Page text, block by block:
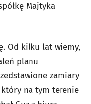
Majtyka
Od kilku lat wiemy,
planu
zamiary
który na tym terenie